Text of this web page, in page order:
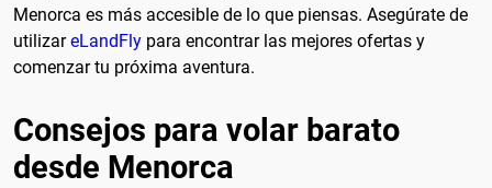
Menorca es más accesible de lo que piensas. Asegúrate de
utilizareLandFly para encontrar las mejores ofertas y
comenzar tu próxima aventura.
Consejos para volar barato
desde Menorca